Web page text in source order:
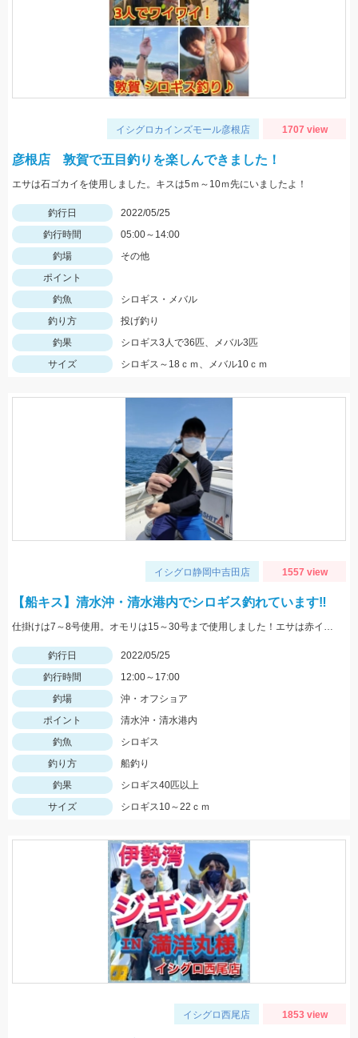
イシグロカインズモール彦根店 1707 view
彦根店 敦賀で五目釣りを楽しんできました！
エサは石ゴカイを使用しました。キスは5ｍ～10ｍ先にいましたよ！
釣行日
2022/05/25
釣行時間
05:00～14:00
釣場
その他
ポイント
釣魚
シロギス・メバル
釣り方
投げ釣り
釣果
シロギス3人で36匹、メバル3匹
サイズ
シロギス～18ｃｍ、メバル10ｃｍ
イシグロ静岡中吉田店 1557 view
【船キス】清水沖・清水港内でシロギス釣れています‼
仕掛けは7～8号使用。オモリは15～30号まで使用しました！エサは赤イソメがオススメです！
釣行日
2022/05/25
釣行時間
12:00～17:00
釣場
沖・オフショア
ポイント
清水沖・清水港内
釣魚
シロギス
釣り方
船釣り
釣果
シロギス40匹以上
サイズ
シロギス10～22ｃｍ
イシグロ西尾店 1853 view